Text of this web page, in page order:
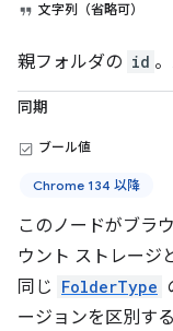
文字列（省略可）
親フォルダの id
同期
ブール値
Chrome 134 以降
このノードがブラ
ウント ストレージ
同じ FolderType
ージョンを区別す